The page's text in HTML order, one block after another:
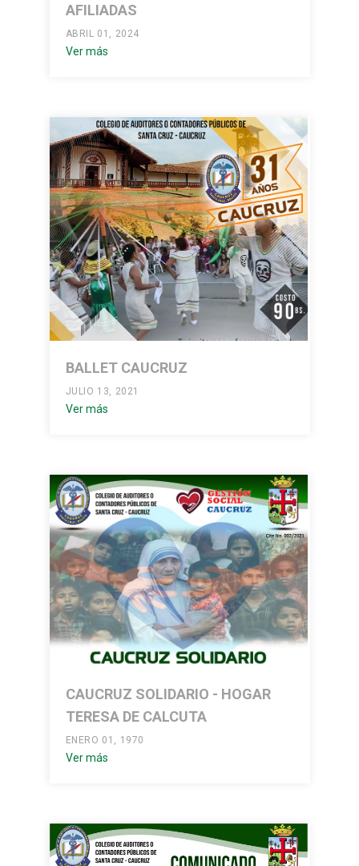
AFILIADAS
ABRIL 01, 2024
Ver más
BALLET CAUCRUZ
JULIO 13, 2021
Ver más
CAUCRUZ SOLIDARIO - HOGAR
TERESA DE CALCUTA
ENERO 01, 1970
Ver más